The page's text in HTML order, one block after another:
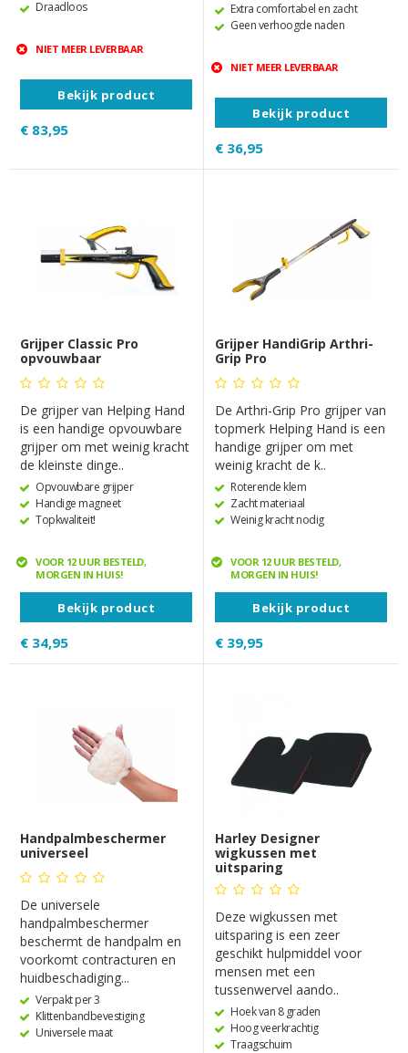
Draadloos
NIET MEER LEVERBAAR
Bekijk product
€ 83,95
Extra comfortabel en zacht
Geen verhoogde naden
NIET MEER LEVERBAAR
Bekijk product
€ 36,95
Grijper Classic Pro
opvouwbaar
De grijper van Helping Hand
is een handige opvouwbare
grijper om met weinig kracht
de kleinste dinge..
Opvouwbare grijper
Handige magneet
Topkwaliteit!
VOOR 12 UUR BESTELD,
MORGEN IN HUIS!
Bekijk product
€ 34,95
Grijper HandiGrip Arthri-
Grip Pro
De Arthri-Grip Pro grijper van
topmerk Helping Hand is een
handige grijper om met
weinig kracht de k..
Roterende klem
Zacht materiaal
Weinig kracht nodig
VOOR 12 UUR BESTELD,
MORGEN IN HUIS!
Bekijk product
€ 39,95
Handpalmbeschermer
universeel
De universele
handpalmbeschermer
beschermt de handpalm en
voorkomt contracturen en
huidbeschadiging...
Verpakt per 3
Klittenbandbevestiging
Universele maat
Harley Designer
wigkussen met
uitsparing
Deze wigkussen met
uitsparing is een zeer
geschikt hulpmiddel voor
mensen met een
tussenwervel aando..
Hoek van 8 graden
Hoog veerkrachtig
Traagschuim